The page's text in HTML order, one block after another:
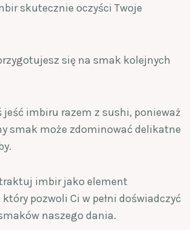
skutecznie oczyści Twoje
się na smak kolejnych
jeść imbiru razem z sushi, ponieważ
smak może zdominować delikatne
imbir jako element
pozwoli Ci w pełni doświadczyć
naszego dania.